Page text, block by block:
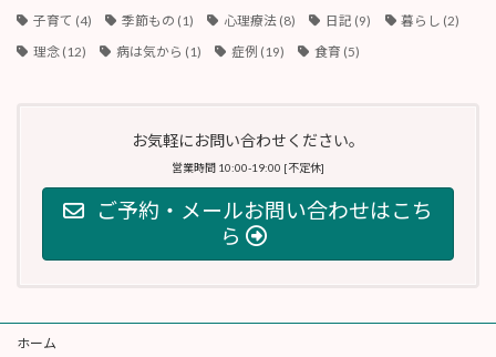
子育て (4) 季節もの (1) 心理療法 (8) 日記 (9) 暮らし (2)
理念(12) 病は気から (1) 症例 (19) 食育 (5)
お気軽にお問い合わせください。
営業時間 10:00-19:00 [不定休]
ご予約・メールお問い合わせはこち
ら
ホーム